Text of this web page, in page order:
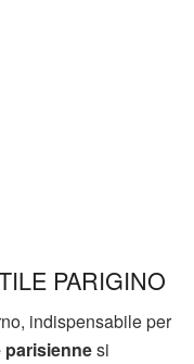
PARIGINO
indispensabile per
parisiennesi